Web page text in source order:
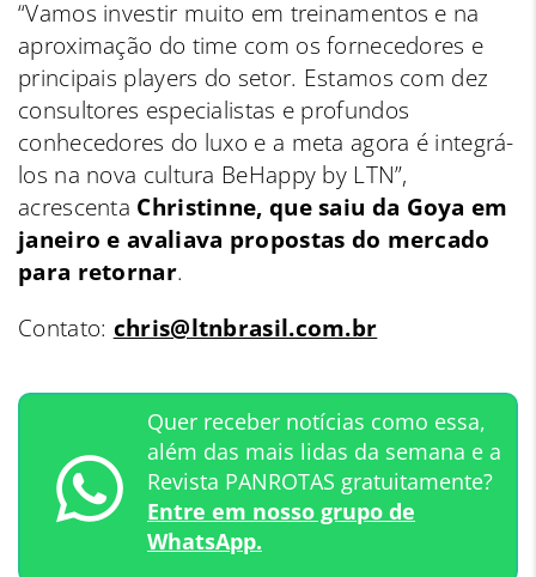
“Vamos investir muito em treinamentos e na
aproximação do time com os fornecedores e
principais players do setor. Estamos com dez
consultores especialistas e profundos
conhecedores do luxo e a meta agora é integrá-
los na nova cultura BeHappy by LTN”,
acrescenta Christinne, que saiu da Goya em
janeiro e avaliava propostas do mercado
para retornar.
Contato: chris@ltnbrasil.com.br
Quer receber notícias como essa,
além das mais lidas da semana e a
Revista PANROTAS gratuitamente?
Entre em nosso grupo de
WhatsApp.